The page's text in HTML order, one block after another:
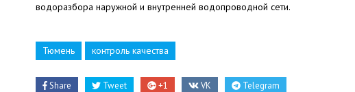
водоразбора наружной и внутренней водопроводной сети.
Тюмень контроль качества
Share Tweet +1 VK Telegram